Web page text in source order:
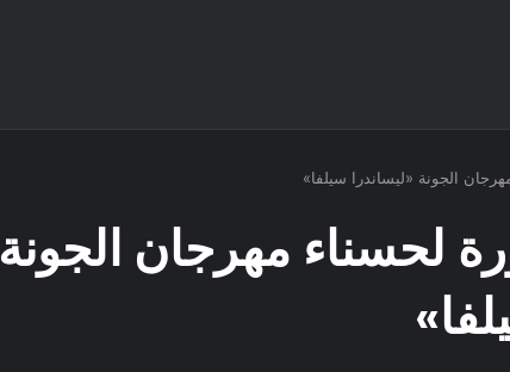
15 صورة لحسناء مهرجان الجونة